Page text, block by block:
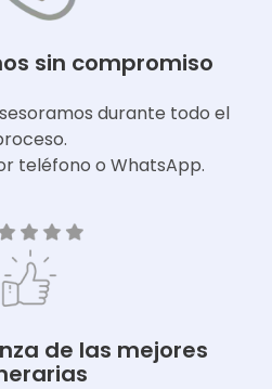
sin compromiso
durante todo el
teléfono o WhatsApp.
de las mejores